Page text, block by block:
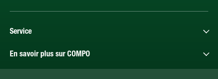
Service
En savoir plus sur COMPO